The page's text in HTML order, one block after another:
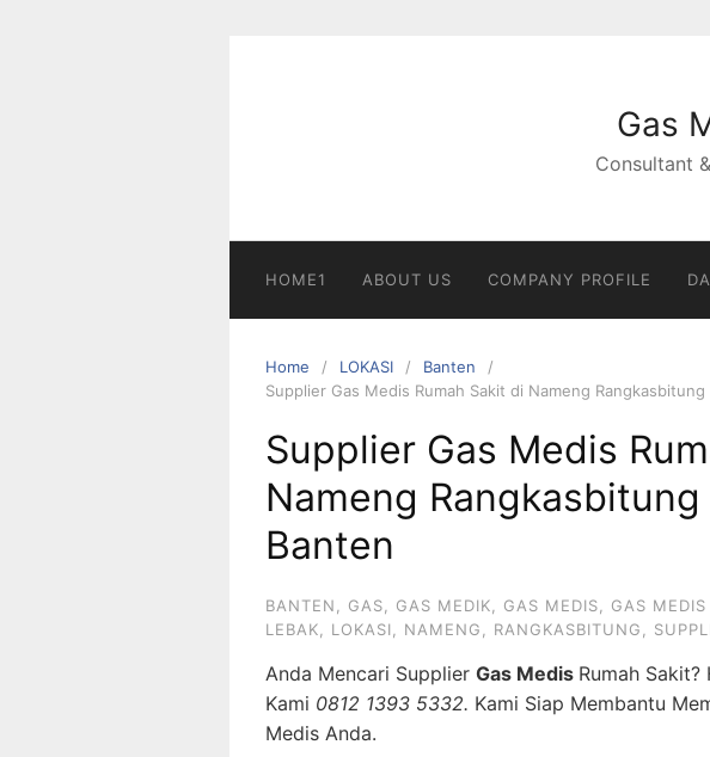
Gas
Consultant
HOME1 ABOUT US COMPANY PROFILE
Home LOKASI
Banten
Supplier Gas Medis Rumah Sakit di Nameng
Supplier Gas Medis
Nameng
Banten
BANTEN GAS GAS MEDIK GAS MEDIS GAS
LEBAK
LOKASI NAMENG RANGKASBITUNG
Anda Mencari Supplier Gas Medis Rumah
Kami 0812 1393 5332. Kami Siap Membantu
Medis Anda.